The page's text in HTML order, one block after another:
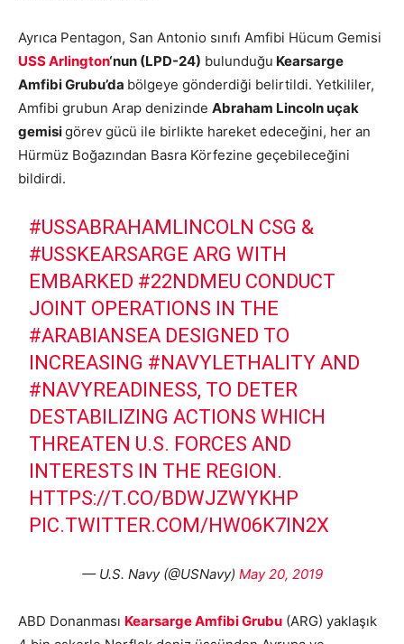
Ayrıca Pentagon, San Antonio sınıfı Amfibi Hücum Gemisi
USS Arlington‘nun (LPD-24) bulunduğu Kearsarge
Amfibi Grubu’da bölgeye gönderdiği belirtildi. Yetkililer,
Amfibi grubun Arap denizinde Abraham Lincoln uçak
gemisigörev gücü ile birlikte hareket edeceğini, her an
Hürmüz Boğazından Basra Körfezine geçebileceğini
bildirdi.
#USSABRAHAMLINCOLN CSG &
#USSKEARSARGE ARG WITH
EMBARKED #22NDMEU CONDUCT
JOINT OPERATIONS IN THE
#ARABIANSEA DESIGNED TO
INCREASING #NAVYLETHALITY AND
#NAVYREADINESS, TO DETER
DESTABILIZING ACTIONS WHICH
THREATEN U.S. FORCES AND
INTERESTS IN THE REGION.
HTTPS://T.CO/BDWJZWYKHP
PIC.TWITTER.COM/HW06K7IN2X
— U.S. Navy (@USNavy) May 20, 2019
ABD Donanması Kearsarge Amfibi Grubu (ARG) yaklaşık